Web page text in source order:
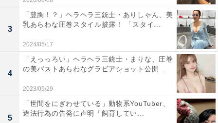
3
「豊胸！？」ヘラヘラ三銃士・ありしゃん、美
乳あらわな圧巻スタイル披露！ 「スタイ...
2024/05/17
4
「えっっろい」ヘラヘラ三銃士・まりな、圧巻
の美バストあらわなグラビアショット公開...
2023/09/29
5
「世間をにぎわせている」動物系YouTuber、
違法行為の告発に声明「飼育してい...